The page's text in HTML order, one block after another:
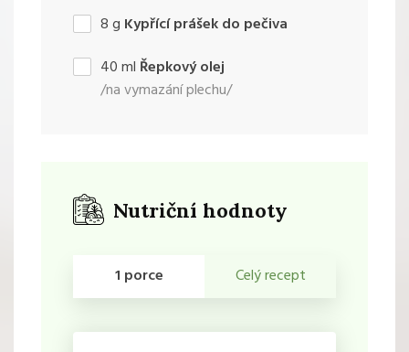
8g Kypřící prášek do pečiva
40ml Řepkový olej
/na vymazání plechu/
Nutriční hodnoty
1 porce Celý recept